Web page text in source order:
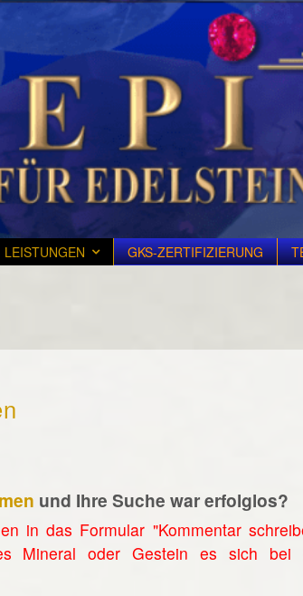
LEISTUNGEN GKS-ZERTIFIZIERUNG
und Ihre Suche war erfolglos?
in das Formular "Kommentar
Mineral oder Gestein es sich bei